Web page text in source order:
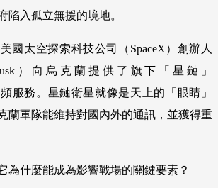
陷入孤立無援的境地。
國太空探索科技公司（SpaceX）創辦人
）向烏克蘭提供了旗下「星鏈」
頻服務。星鏈衛星就像是天上的「眼睛」
蘭軍隊能維持對國內外的通訊，並獲得重
為什麼能成為影響戰場的關鍵要素？